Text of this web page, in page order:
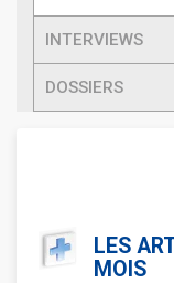
INTERVIEWS
DOSSIERS
LES
MOIS